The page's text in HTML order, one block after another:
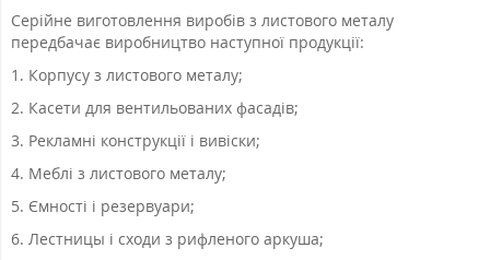
Серійне виготовлення виробів з листового металу
передбачає виробництво наступної продукції:
1. Корпусу з листового металу;
2. Касети для вентильованих фасадів;
3. Рекламні конструкції і вивіски;
4. Меблі з листового металу;
5. Ємності і резервуари;
6. Лестницы і сходи з рифленого аркуша;